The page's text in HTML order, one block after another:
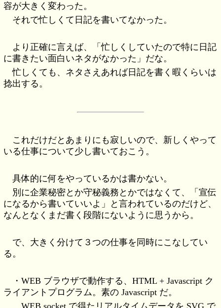
容が大きく変わった。
それで忙しくて日記を書いてなかった。
より正確に言えば、「忙しくしていたので特に日記
に書きたい面白いネタがなかった」だな。
忙しくても、ネタさえあれば日記を書く暇くらいは
捻出する。
これだけだとあまりにも寂しいので、新しくやって
いる仕事について少し書いておこう。
具体的に何をやっているかは書かない。
別に企業秘密とか守秘義務とかではなくて、「宣伝
になるから書いていいよ」と言われているのだけど、
なんとなくまだ書く段階にないように思うから。
で、大きく分けて３つの仕事を同時にこなしてい
る。
・WEB ブラウザで動作する、HTML + Javascript ク
ライアントプログラム。素の Javascript だ。